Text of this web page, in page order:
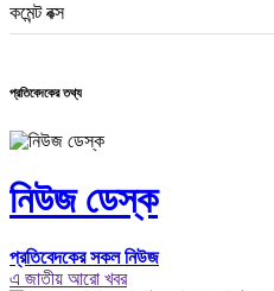
কমেন্ট বক্স
প্রতিবেদকের তথ্য
নিউজ ডেস্ক
প্রতিবেদকের সকল নিউজ
এ জাতীয় আরো খবর